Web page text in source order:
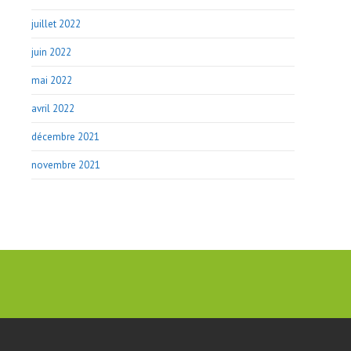
juillet 2022
juin 2022
mai 2022
avril 2022
décembre 2021
novembre 2021